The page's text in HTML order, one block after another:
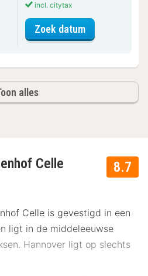
incl. citytax
Zoek datumvoor Superior
alles
8.7
Celle
Celle is gevestigd in een
ligt in de middeleeuwse
Hannover ligt op slechts